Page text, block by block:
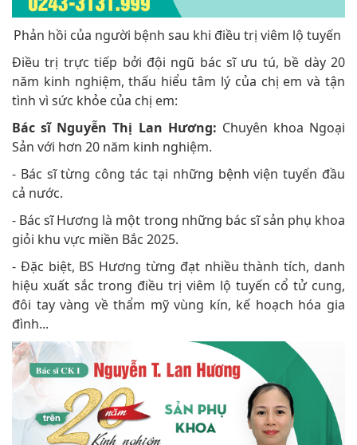
Phản hồi của người bệnh sau khi điều trị viêm lộ tuyến
Điều trị trực tiếp bởi đội ngũ bác sĩ ưu tú, bề dày 20
năm kinh nghiệm, thấu hiểu tâm lý của chị em và tận
tình vì sức khỏe của chị em:
Bác sĩ Nguyễn Thị Lan Hương: Chuyên khoa Ngoại
Sản với hơn 20 năm kinh nghiệm.
- Bác sĩ từng công tác tại những bệnh viện tuyến đầu
cả nước.
- Bác sĩ Hương là một trong những bác sĩ sản phụ khoa
giỏi khu vực miền Bắc 2025.
- Đặc biệt, BS Hương từng đạt nhiều thành tích, danh
hiệu xuất sắc trong điều trị viêm lộ tuyến cổ tử cung,
đôi tay vàng về thẩm mỹ vùng kín, kế hoạch hóa gia
đình...